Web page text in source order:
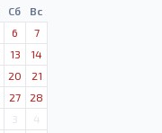
Сб
Вс
6
7
13
14
20
21
27
28
3
4